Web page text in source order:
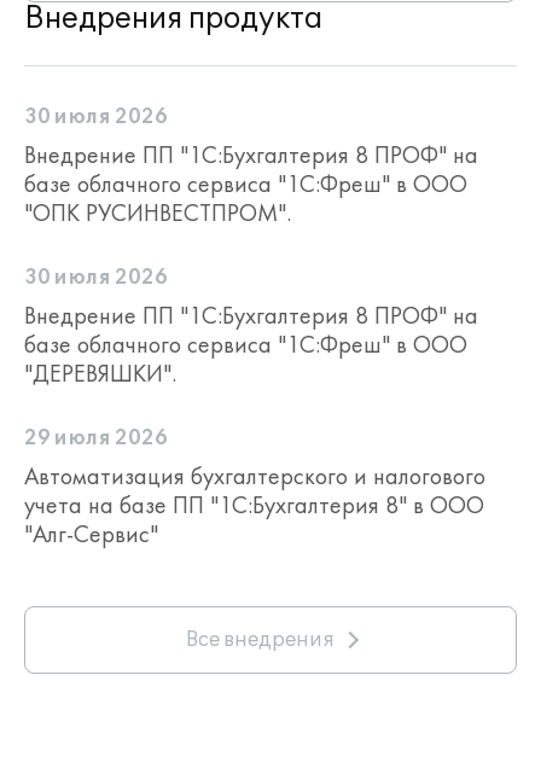
Внедрения продукта
30 июля 2026
Внедрение ПП "1С:Бухгалтерия 8 ПРОФ" на
базе облачного сервиса "1С:Фреш" в ООО
"ОПК РУСИНВЕСТПРОМ".
30 июля 2026
Внедрение ПП "1С:Бухгалтерия 8 ПРОФ" на
базе облачного сервиса "1С:Фреш" в ООО
"ДЕРЕВЯШКИ".
29 июля 2026
Автоматизация бухгалтерского и налогового
учета на базе ПП "1С:Бухгалтерия 8" в ООО
"Алг-Сервис"
Все внедрения